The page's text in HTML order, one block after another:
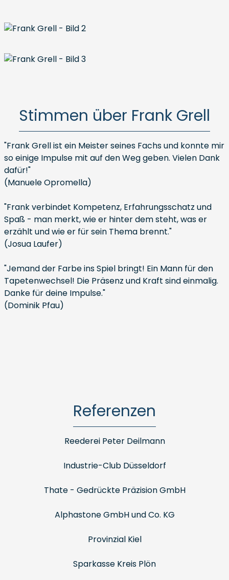
Stimmen über Frank Grell
"Frank Grell ist ein Meister seines Fachs und konnte mir
so einige Impulse mit auf den Weg geben. Vielen Dank
dafür!"
(Manuele Opromella)
"Frank verbindet Kompetenz, Erfahrungsschatz und
Spaß - man merkt, wie er hinter dem steht, was er
erzählt und wie er für sein Thema brennt."
(Josua Laufer)
"Jemand der Farbe ins Spiel bringt! Ein Mann für den
Tapetenwechsel! Die Präsenz und Kraft sind einmalig.
Danke für deine Impulse."
(Dominik Pfau)
Referenzen
Reederei Peter Deilmann
Industrie-Club Düsseldorf
Thate - Gedrückte Präzision GmbH
Alphastone GmbH und Co. KG
Provinzial Kiel
Sparkasse Kreis Plön